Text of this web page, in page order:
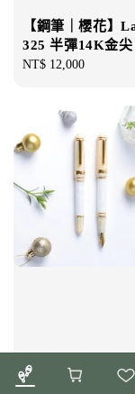
【鋼筆｜櫻花】
325 半彈14K金尖
Regular
NT$ 12,000